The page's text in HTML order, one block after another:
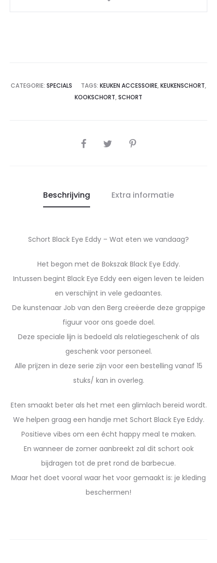
CATEGORIE: SPECIALS TAGS: KEUKEN ACCESSOIRE, KEUKENSCHORT,
KOOKSCHORT, SCHORT
SHARE
Beschrijving Extra informatie
Schort Black Eye Eddy – Wat eten we vandaag?
Het begon met de Bokszak Black Eye Eddy.
Intussen begint Black Eye Eddy een eigen leven te leiden
en verschijnt in vele gedaantes.
De kunstenaar Job van den Berg creëerde deze grappige
figuur voor ons goede doel.
Deze speciale lijn is bedoeld als relatiegeschenk of als
geschenk voor personeel.
Alle prijzen in deze serie zijn voor een bestelling vanaf 15
stuks/ kan in overleg.
Eten smaakt beter als het met een glimlach bereid wordt.
We helpen graag een handje met Schort Black Eye Eddy.
Positieve vibes om een écht happy meal te maken.
En wanneer de zomer aanbreekt zal dit schort ook
bijdragen tot de pret rond de barbecue.
Maar het doet vooral waar het voor gemaakt is: je kleding
beschermen!